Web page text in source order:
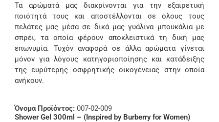
Τα αρώματά μας διακρίνονται για την εξαιρετική
ποιότητά τους και αποστέλλονται σε όλους τους
πελάτες μας μέσα σε δικά μας γυάλινα μπουκάλια με
σπρέι, τα οποία φέρουν αποκλειστικά τη δική μας
επωνυμία. Τυχόν αναφορά σε άλλα αρώματα γίνεται
μόνον για λόγους κατηγοριοποίησης και κατάδειξης
της ευρύτερης οσφρητικής οικογένειας στην οποία
ανήκουν.
Όνομα Προϊόντος: 007-02-009
Shower Gel 300ml – (Inspired by Burberry for Women)